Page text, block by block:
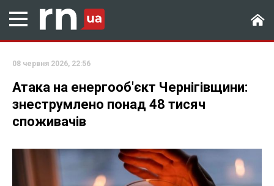
08 червня 2026, 22:56
Атака на енергооб'єкт Чернігівщини:
знеструмлено понад 48 тисяч
споживачів